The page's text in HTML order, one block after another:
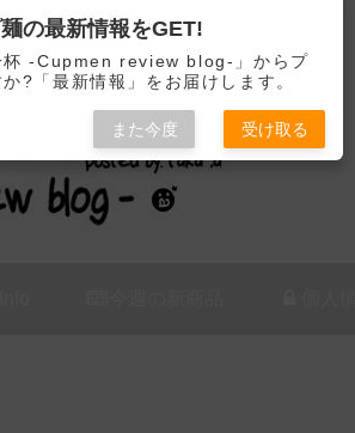
/ アレンジするブログ
の最新情報をGET!
杯 -Cupmen review blog-」からプ
?「最新情報」をお届けします。
また今度 受け取る